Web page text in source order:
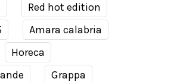
Red hot edition
Amara calabria
Horeca
Grappa